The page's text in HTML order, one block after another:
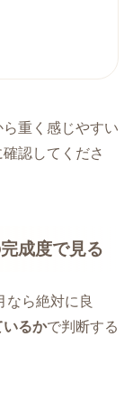
重く感じやすい
認してくださ
成度で見る
なら絶対に良
いるかで判断する